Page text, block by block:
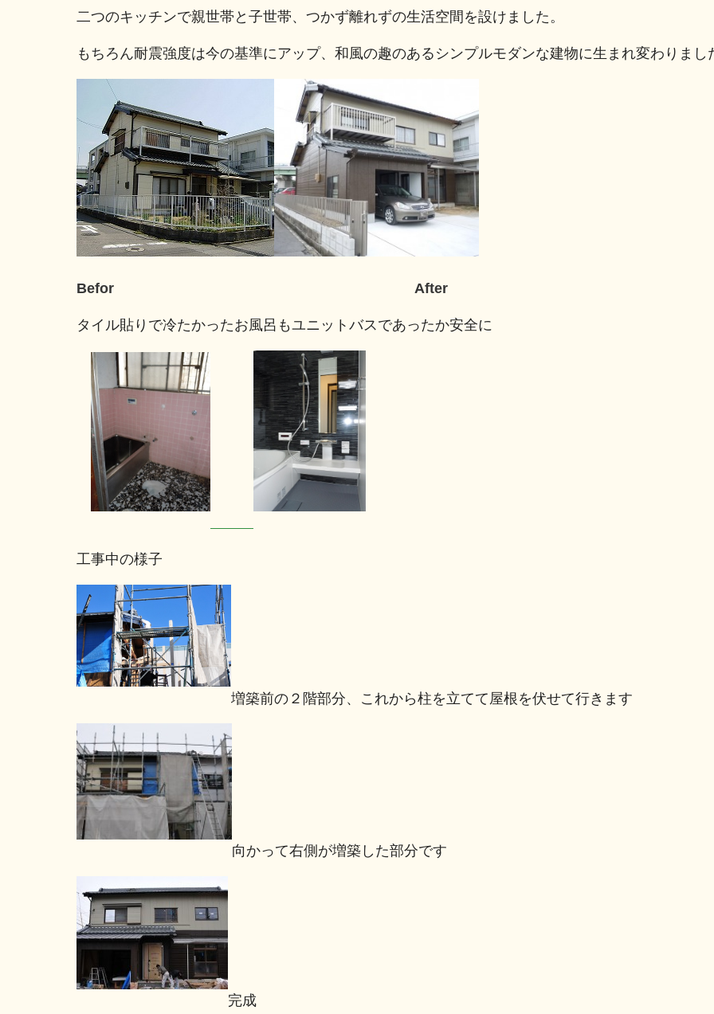
二つのキッチンで親世帯と子世帯、つかず離れずの生活空間を設けました。
もちろん耐震強度は今の基準にアップ、和風の趣のあるシンプルモダンな建物に生まれ変わりまし
Befor After
タイル貼りで冷たかったお風呂もユニットバスであったか安全に
工事中の様子
増築前の２階部分、これから柱を立てて屋根を伏せて行きます
向かって右側が増築した部分です
完成